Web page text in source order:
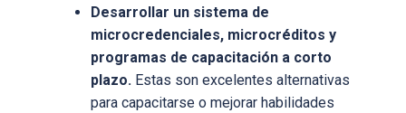
Desarrollar un sistema de
microcredenciales, microcréditos y
programas de capacitación a corto
plazo. Estas son excelentes alternativas
para capacitarse o mejorar habilidades